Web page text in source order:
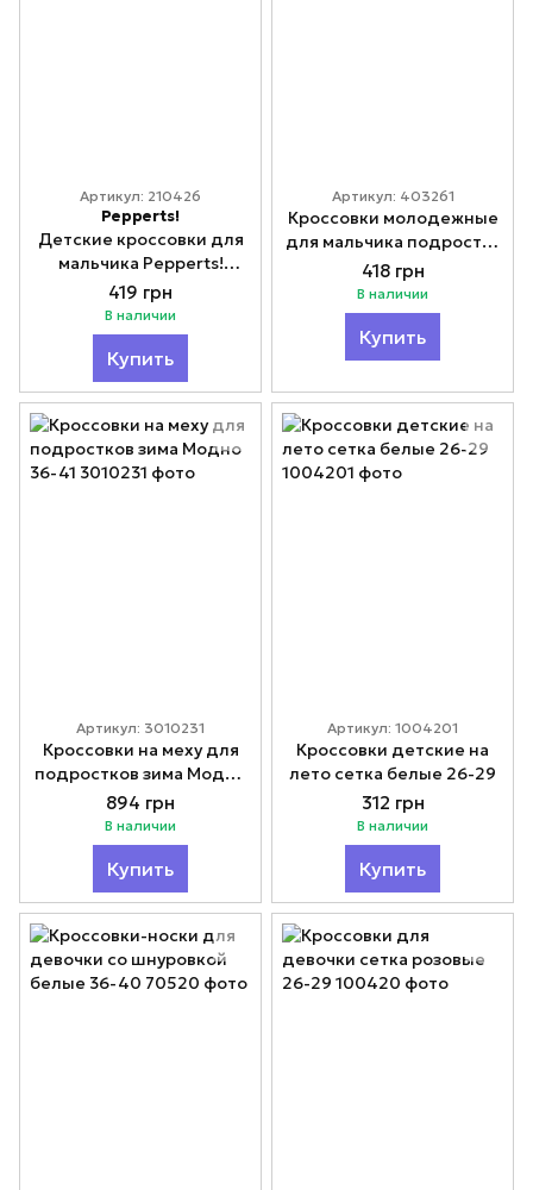
Артикул: 210426
Pepperts!
Детские кроссовки для
мальчика Pepperts!
Модно 31-35
419 грн
В наличии
Купить
Артикул: 403261
Кроссовки молодежные
для мальчика подростка
синие 36-41
418 грн
В наличии
Купить
Артикул: 3010231
Кроссовки на меху для
подростков зима Модно
36-41
894 грн
В наличии
Купить
Артикул: 1004201
Кроссовки детские на
лето сетка белые 26-29
312 грн
В наличии
Купить